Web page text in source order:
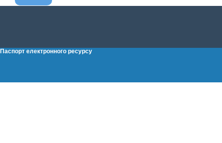
Паспорт електронного ресурсу